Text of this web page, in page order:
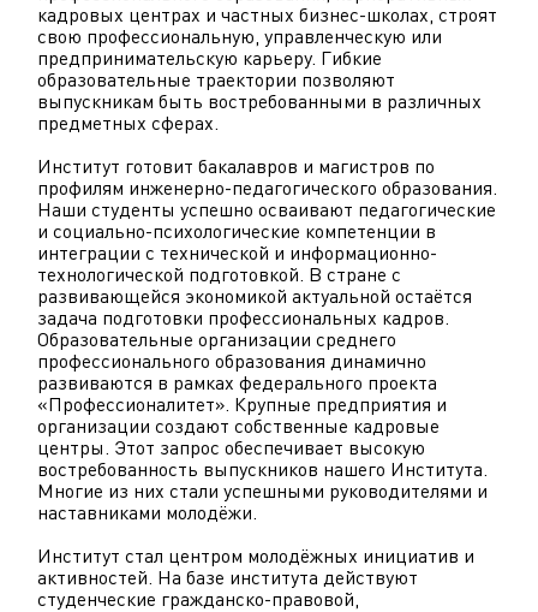
кадровых центрах и частных бизнес-школах, строят
свою профессиональную, управленческую или
предпринимательскую карьеру. Гибкие
образовательные траектории позволяют
выпускникам быть востребованными в различных
предметных сферах.
Институт готовит бакалавров и магистров по
профилям инженерно-педагогического образования.
Наши студенты успешно осваивают педагогические
и социально-психологические компетенции в
интеграции с технической и информационно-
технологической подготовкой. В стране с
развивающейся экономикой актуальной остаётся
задача подготовки профессиональных кадров.
Образовательные организации среднего
профессионального образования динамично
развиваются в рамках федерального проекта
«Профессионалитет». Крупные предприятия и
организации создают собственные кадровые
центры. Этот запрос обеспечивает высокую
востребованность выпускников нашего Института.
Многие из них стали успешными руководителями и
наставниками молодёжи.
Институт стал центром молодёжных инициатив и
активностей. На базе института действуют
студенческие гражданско-правовой,